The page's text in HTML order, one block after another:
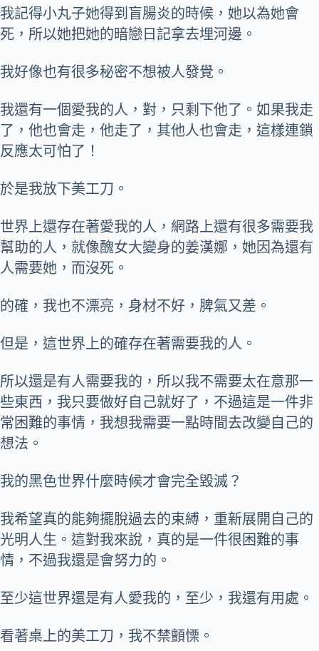
我記得小丸子她得到盲腸炎的時候，她以為她會
死，所以她把她的暗戀日記拿去埋河邊。
我好像也有很多秘密不想被人發覺。
我還有一個愛我的人，對，只剩下他了。如果我走
了，他也會走，他走了，其他人也會走，這樣連鎖
反應太可怕了！
於是我放下美工刀。
世界上還存在著愛我的人，網路上還有很多需要我
幫助的人，就像醜女大變身的姜漢娜，她因為還有
人需要她，而沒死。
的確，我也不漂亮，身材不好，脾氣又差。
但是，這世界上的確存在著需要我的人。
所以還是有人需要我的，所以我不需要太在意那一
些東西，我只要做好自己就好了，不過這是一件非
常困難的事情，我想我需要一點時間去改變自己的
想法。
我的黑色世界什麼時候才會完全毀滅？
我希望真的能夠擺脫過去的束縛，重新展開自己的
光明人生。這對我來說，真的是一件很困難的事
情，不過我還是會努力的。
至少這世界還是有人愛我的，至少，我還有用處。
看著桌上的美工刀，我不禁顫慄。